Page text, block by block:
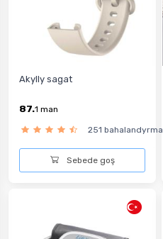
Akylly sagat
87.1 man
251 bahalandyrma
Sebede goş